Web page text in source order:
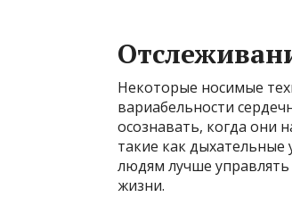
Некоторые носимые
вариабельности
осознавать, когда они
такие как
людям лучше
жизни.